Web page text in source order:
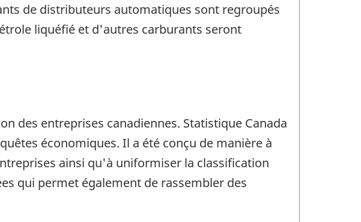
de distributeurs automatiques sont regroupés
liquéfié et d'autres carburants seront
des entreprises canadiennes. Statistique Canada
économiques. Il a été conçu de manière à
ainsi qu'à uniformiser la classification
qui permet également de rassembler des